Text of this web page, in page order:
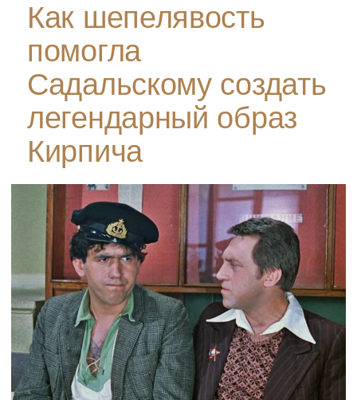
Как шепелявость
помогла
Садальскому создать
легендарный образ
Кирпича